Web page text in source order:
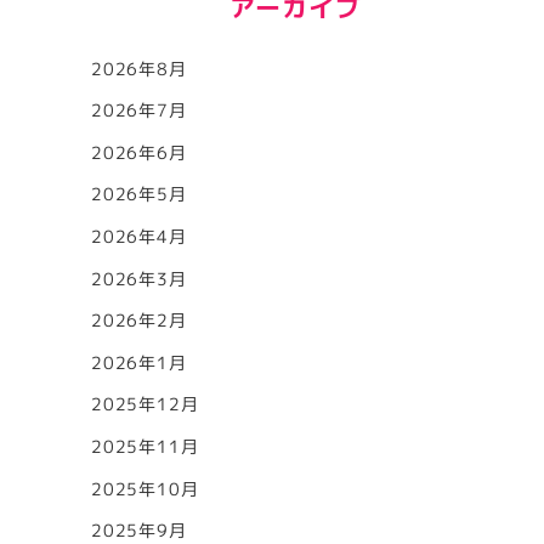
アーカイブ
2026年8月
2026年7月
2026年6月
2026年5月
2026年4月
2026年3月
2026年2月
2026年1月
2025年12月
2025年11月
2025年10月
2025年9月